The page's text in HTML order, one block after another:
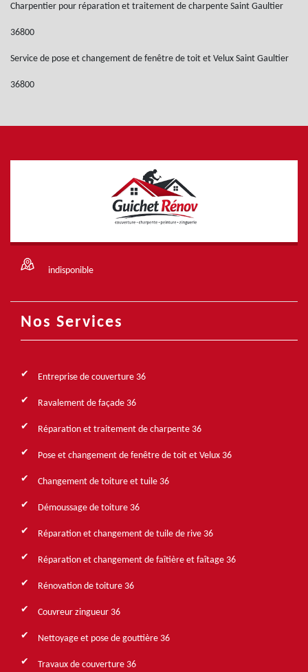
Charpentier pour réparation et traitement de charpente Saint Gaultier
36800
Service de pose et changement de fenêtre de toit et Velux Saint Gaultier
36800
indisponible
Nos Services
Entreprise de couverture 36
Ravalement de façade 36
Réparation et traitement de charpente 36
Pose et changement de fenêtre de toit et Velux 36
Changement de toiture et tuile 36
Démoussage de toiture 36
Réparation et changement de tuile de rive 36
Réparation et changement de faîtière et faîtage 36
Rénovation de toiture 36
Couvreur zingueur 36
Nettoyage et pose de gouttière 36
Travaux de couverture 36